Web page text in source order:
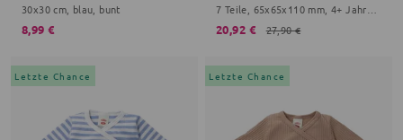
30x30 cm, blau, bunt
8,99 € 20,92 € 27,90 €
Letzte Chance Letzte Chance